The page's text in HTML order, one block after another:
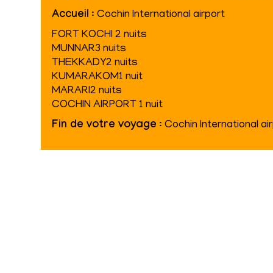
Accueil : Cochin International airport
FORT KOCHI 2 nuits
MUNNAR3 nuits
THEKKADY2 nuits
KUMARAKOM1 nuit
MARARI2 nuits
COCHIN AIRPORT 1 nuit
Fin de votre voyage : Cochin International